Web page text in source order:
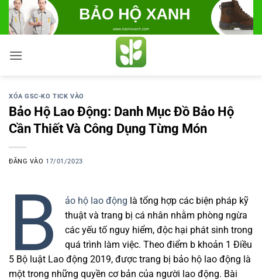
Bỏ
qua
nội
dung
XÓA GSC-KO TICK VÀO
Bảo Hộ Lao Động: Danh Mục Đồ Bảo Hộ
Cần Thiết Và Công Dụng Từng Món
ĐĂNG VÀO 17/01/2023
B ảo hộ lao động là tổng hợp các biện pháp kỹ
thuật và trang bị cá nhân nhằm phòng ngừa
các yếu tố nguy hiểm, độc hại phát sinh trong
quá trình làm việc. Theo điểm b khoản 1 Điều
5 Bộ luật Lao động 2019, được trang bị bảo hộ lao động là
một trong những quyền cơ bản của người lao động. Bài